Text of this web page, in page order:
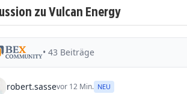
zu Vulcan Energy